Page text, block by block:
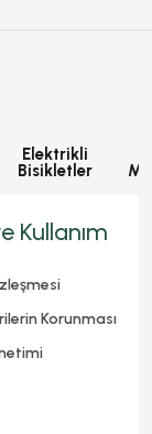
Elektrikli
Bisikletler
Kullanım
Korunması